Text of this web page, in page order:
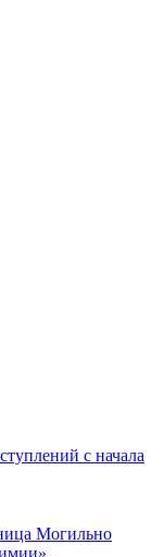
с начала
Могильно